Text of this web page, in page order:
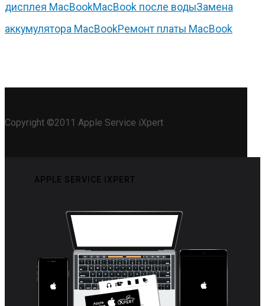
дисплея MacBookMacBook после водыЗамена
аккумулятора MacBookРемонт платы MacBook
Copyright ©2011 Apple Service iXpert
APPLE SERVICE IXPERT